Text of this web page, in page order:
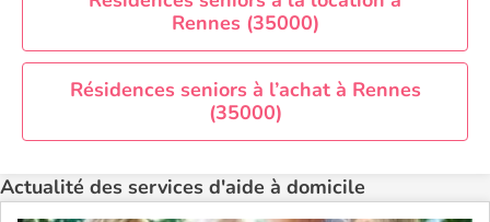
Aide à domicile Rennes
Aide à domicile Saint-Etienne
Aide à domicile Toulouse
Recherche par ville
Rennes (35000)
Résidences seniors à l’achat à Rennes
(35000)
Actualité des services d'aide à domicile